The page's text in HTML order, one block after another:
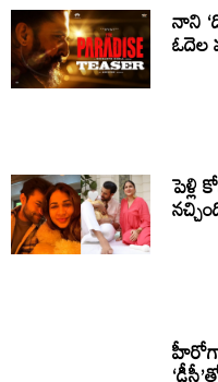
నాని
పెళ్లి